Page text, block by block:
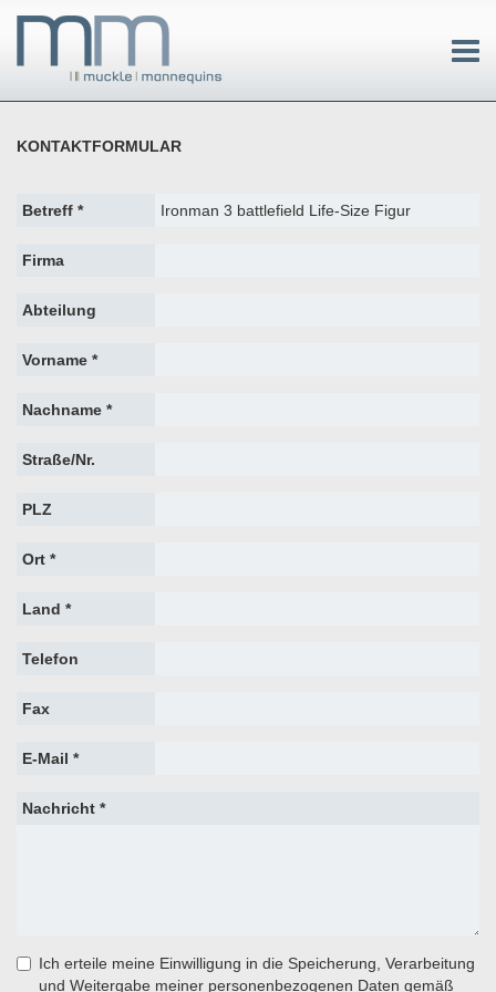
KONTAKTFORMULAR
Betreff *
Firma
Abteilung
Vorname *
Nachname *
Straße/Nr.
PLZ
Ort *
Land *
Telefon
Fax
E-Mail *
Nachricht *
Ich erteile meine Einwilligung in die Speicherung, Verarbeitung
und Weitergabe meiner personenbezogenen Daten gemäß